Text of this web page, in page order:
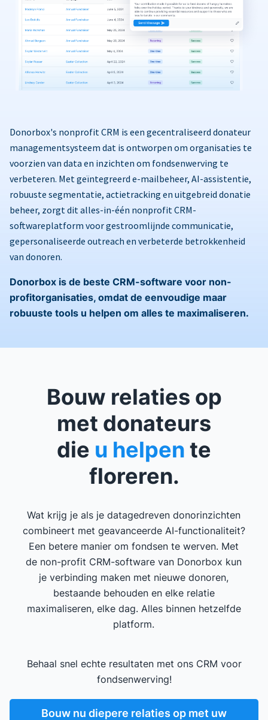
Donorbox's nonprofit CRM is een gecentraliseerd donateur
managementsysteem dat is ontworpen om organisaties te
voorzien van data en inzichten om fondsenwerving te
verbeteren. Met geïntegreerd e-mailbeheer, AI-assistentie,
robuuste segmentatie, actietracking en uitgebreid donatie
beheer, zorgt dit alles-in-één nonprofit CRM-
softwareplatform voor gestroomlijnde communicatie,
gepersonaliseerde outreach en verbeterde betrokkenheid
van donoren.
Donorbox is de beste CRM-software voor non-
profitorganisaties, omdat de eenvoudige maar
robuuste tools u helpen om alles te maximaliseren.
Bouw relaties op
met donateurs
die u helpen te
floreren.
Wat krijg je als je datagedreven donorinzichten
combineert met geavanceerde AI-functionaliteit?
Een betere manier om fondsen te werven. Met
de non-profit CRM-software van Donorbox kun
je verbinding maken met nieuwe donoren,
bestaande behouden en elke relatie
maximaliseren, elke dag. Alles binnen hetzelfde
platform.
Behaal snel echte resultaten met ons CRM voor
fondsenwerving!
Bouw nu diepere relaties op met uw